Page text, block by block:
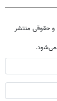
و حقوقی منتشر